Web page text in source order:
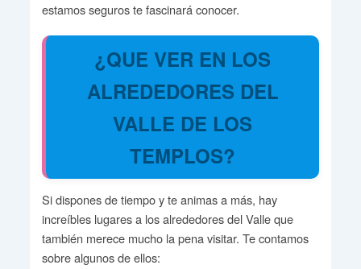
estamos seguros te fascinará conocer.
¿QUE VER EN LOS
ALREDEDORES DEL
VALLE DE LOS
TEMPLOS?
Si dispones de tiempo y te animas a más, hay
increíbles lugares a los alrededores del Valle que
también merece mucho la pena visitar. Te contamos
sobre algunos de ellos: